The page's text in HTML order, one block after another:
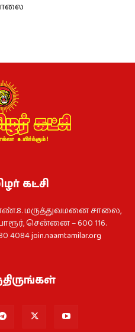
கட்சி
மருத்துவமனை சாலை,
சென்னை – 600 116.
4084join.naamtamilar.org